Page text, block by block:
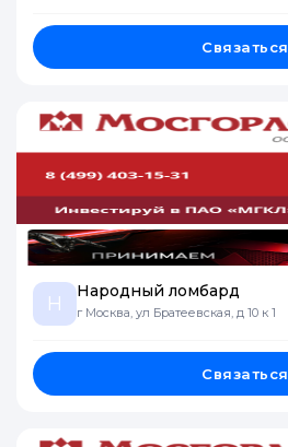
Связаться
Н
Народный ломбард
г Москва, ул Братеевская, д 10 к 1
Связаться